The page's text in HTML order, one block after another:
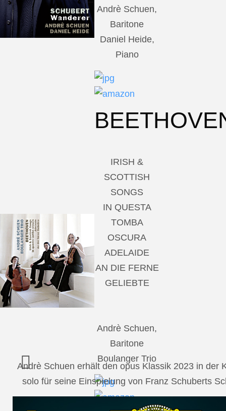
Andrè Schuen,
Baritone
Daniel Heide,
Piano
IRISH &
SCOTTISH
SONGS
IN QUESTA
TOMBA
OSCURA
ADELAIDE
AN DIE FERNE
GELIEBTE
Andrè Schuen,
Baritone
Boulanger Trio
Andrè Schuen erhält den opus Klassik 2023 in der
solo für seine Einspielung von Franz Schuberts